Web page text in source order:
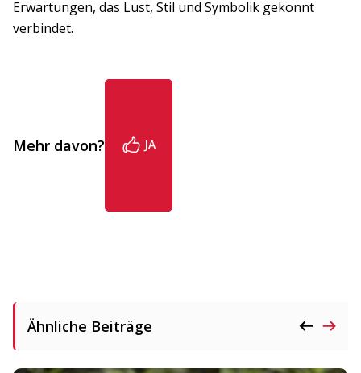
Erwartungen, das Lust, Stil und Symbolik gekonnt
verbindet.
Mehr davon? JA
Ähnliche Beiträge